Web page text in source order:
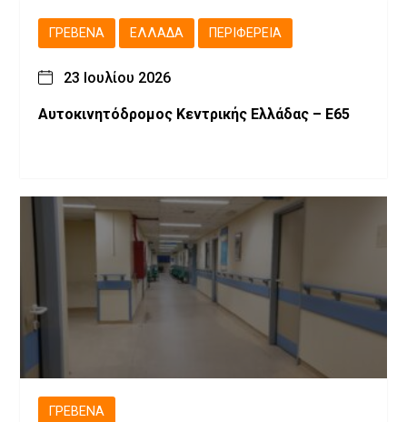
ΓΡΕΒΕΝΆ ΕΛΛΆΔΑ ΠΕΡΙΦΈΡΕΙΑ
23 Ιουλίου 2026
Αυτοκινητόδρομος Κεντρικής Ελλάδας – Ε65
ΓΡΕΒΕΝΆ